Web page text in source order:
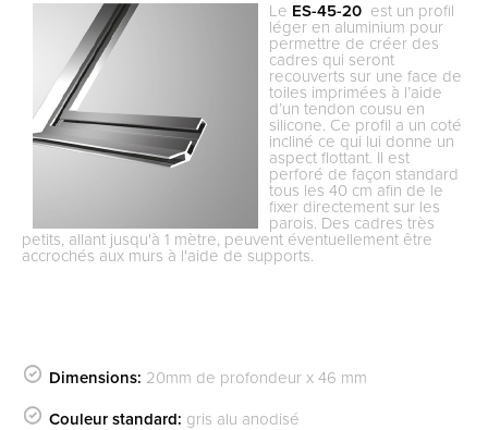
Le ES-45-20 est un profil
léger en aluminium pour
permettre de créer des
cadres qui seront
recouverts sur une face de
toiles imprimées à l’aide
d’un tendon cousu en
silicone. Ce profil a un coté
incliné ce qui lui donne un
aspect flottant. Il est
perforé de façon standard
tous les 40 cm afin de le
fixer directement sur les
parois. Des cadres très
petits, allant jusqu'à 1 mètre, peuvent éventuellement être
accrochés aux murs à l'aide de supports.
Dimensions: 20mm de profondeur x 46 mm
Couleur standard: gris alu anodisé